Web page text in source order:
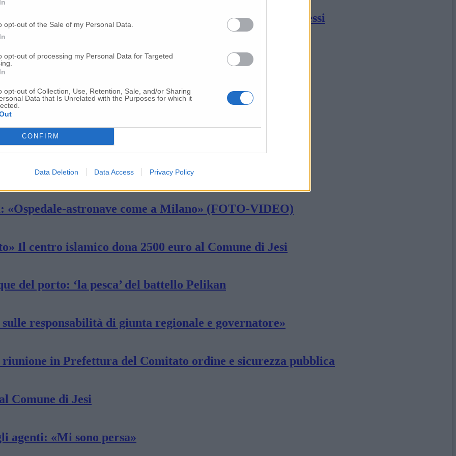
opt-out of the Sale of my Personal Data.
opt-out of processing my Personal Data for Targeted
opt-out of Collection, Use, Retention, Sale, and/or Sharing
Data that Is Unrelated with the Purposes for which it
CONFIRM
Data Deletion Data Access Privacy Policy
è record di tamponi in un giorno In aumento guariti/dimessi
di 5 anni si riabbracciano dopo un mese
Electrolux test sierologici e termo-scanner
in fila al supermercato per fare la spesa: denunciata
provincia di Ancona
astronave come a Milano» (FOTO-VIDEO)
Il centro islamico dona 2500 euro al Comune di Jesi
del porto: ‘la pesca’ del battello Pelikan
responsabilità di giunta regionale e governatore»
riunione in Prefettura del Comitato ordine e sicurezza pubblica
Comune di Jesi
agenti: «Mi sono persa»